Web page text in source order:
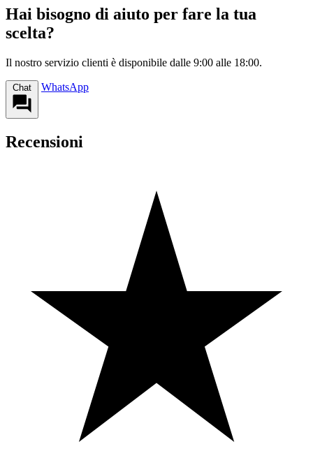
Hai bisogno di aiuto per fare la tua
scelta?
Il nostro servizio clienti è disponibile dalle 9:00 alle 18:00.
Chat WhatsApp
Recensioni